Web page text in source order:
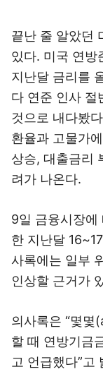
끝난 줄 알았던
있다. 미국 연방
지난달 금리를
다 연준 인사 절
것으로 내다봤
환율과 고물가
상승, 대출금리
려가 나온다.
9일 금융시장에
한 지난달
사록에는 일부
인상할 근거가
의사록은 “몇몇
할 때 연방기금
고 언급했다”고